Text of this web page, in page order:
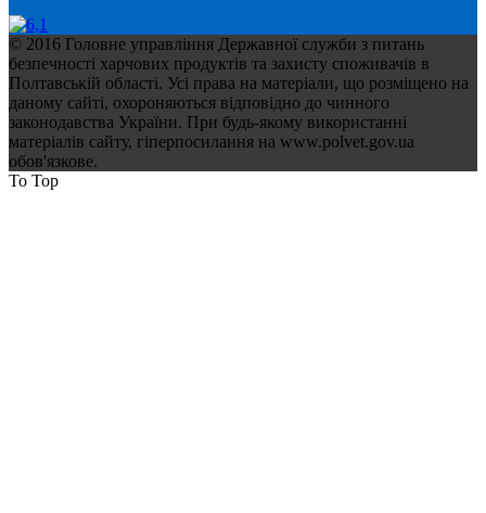
© 2016 Головне управління Державної служби з питань
безпечності харчових продуктів та захисту споживачів в
Полтавській області. Усі права на матеріали, що розміщено на
даному сайті, охороняються відповідно до чинного
законодавства України. При будь-якому використанні
матеріалів сайту, гіперпосилання на www.polvet.gov.ua
обов'язкове.
To Top